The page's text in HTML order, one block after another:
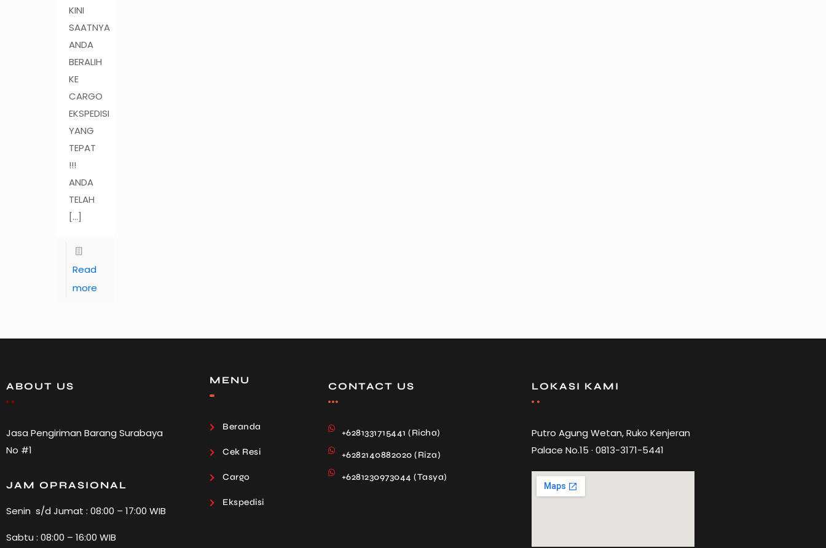
KINI
SAATNYA
ANDA
BERALIH
KE
CARGO
EKSPEDISI
YANG
TEPAT
!!!
ANDA
TELAH
[…]
Read
more
ABOUT US
Jasa Pengiriman Barang Surabaya
No #1
JAM OPRASIONAL
Senin s/d Jumat : 08:00 – 17:00 WIB
Sabtu : 08:00 – 16:00 WIB
MENU
Beranda
Cek Resi
Cargo
Ekspedisi
CONTACT US
+6281331715441 (Richa)
+6282140882020 (Riza)
+6281230973044 (Tasya)
LOKASI KAMI
Putro Agung Wetan, Ruko Kenjeran
Palace No.15 · 0813-3171-5441